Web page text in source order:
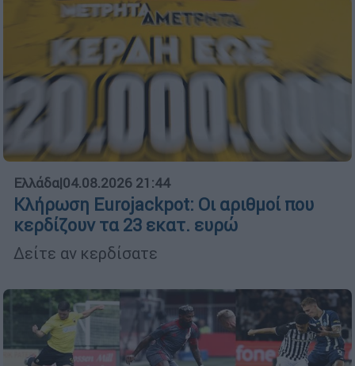
Ελλάδα|04.08.2026 21:44
Κλήρωση Eurojackpot: Οι αριθμοί που
κερδίζουν τα 23 εκατ. ευρώ
Δείτε αν κερδίσατε